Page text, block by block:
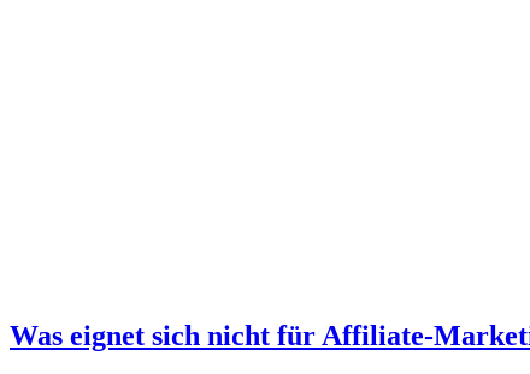
Was eignet sich nicht für Affiliate-